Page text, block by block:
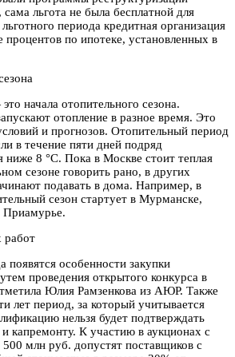
льгота не была бесплатной для
периода кредитная организация
процентов по ипотеке, установленных в
начала отопительного сезона.
отопление в разное время. Это
и прогнозов. Отопительный период
в течение пяти дней подряд
ниже 8 °С. Пока в Москве стоит теплая
сезоне говорить рано, в других
подавать в дома. Например, в
сезон стартует в Мурманске,
Приамурье.
работ
появятся особенности закупки
проведения открытого конкурса в
Юлия Рамзенкова из АЮР. Также
лет период, за который учитывается
нельзя будет подтверждать
капремонту. К участию в аукционах с
млн руб. допустят поставщиков с